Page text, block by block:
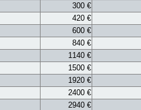
300 €
420 €
600 €
840 €
1140 €
1500 €
1920 €
2400 €
2940 €